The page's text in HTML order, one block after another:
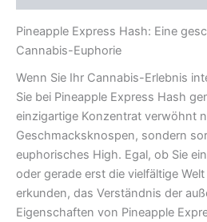
Pineapple Express Hash: Eine
Cannabis-Euphorie
Wenn Sie Ihr Cannabis-Erlebnis
Sie bei Pineapple Express Hash
einzigartige Konzentrat verwöhnt
Geschmacksknospen, sondern
euphorisches High. Egal, ob Sie
oder gerade erst die vielfältige
erkunden, das Verständnis der
Eigenschaften von Pineapple